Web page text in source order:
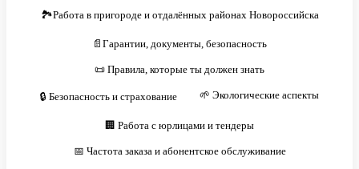
🏞️Работа в пригороде и отдалённых районах Новороссийска
📄Гарантии, документы, безопасность
📜 Правила, которые ты должен знать
🔒 Безопасность и страхование 🌱 Экологические аспекты
🏢 Работа с юрлицами и тендеры
📅 Частота заказа и абонентское обслуживание